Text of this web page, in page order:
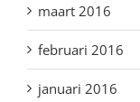
maart 2016
februari 2016
januari 2016